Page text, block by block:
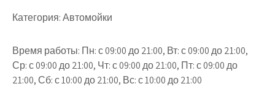
Категория:Автомойки
Время работы: Пн: с 09:00 до 21:00, Вт: с 09:00 до 21:00,
Ср: с 09:00 до 21:00, Чт: с 09:00 до 21:00, Пт: с 09:00 до
21:00, Сб: с 10:00 до 21:00, Вс: с 10:00 до 21:00